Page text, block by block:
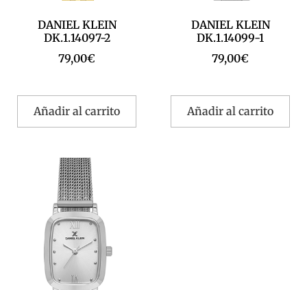
DANIEL KLEIN
DK.1.14097-2
79,00€
Añadir al carrito
DANIEL KLEIN
DK.1.14099-1
79,00€
Añadir al carrito